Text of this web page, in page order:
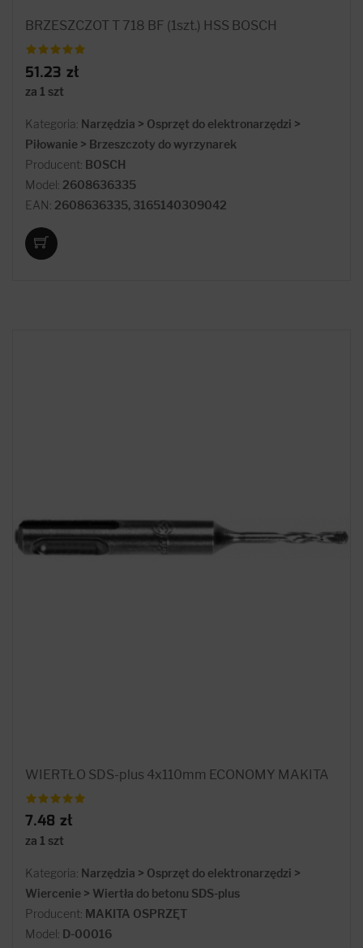
BRZESZCZOT T 718 BF (1szt.) HSS BOSCH
51.23 zł
za 1 szt
Kategoria: Narzędzia > Osprzęt do elektronarzędzi >
Piłowanie > Brzeszczoty do wyrzynarek
Producent: BOSCH
Model: 2608636335
EAN: 2608636335, 3165140309042
WIERTŁO SDS-plus 4x110mm ECONOMY MAKITA
7.48 zł
za 1 szt
Kategoria: Narzędzia > Osprzęt do elektronarzędzi >
Wiercenie > Wiertła do betonu SDS-plus
Producent: MAKITA OSPRZĘT
Model: D-00016